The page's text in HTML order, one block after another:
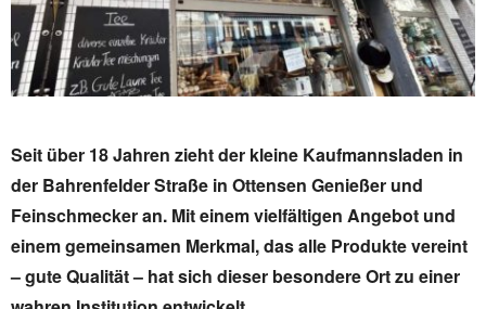
Seit über 18 Jahren zieht der kleine Kaufmannsladen in
der Bahrenfelder Straße in Ottensen Genießer und
Feinschmecker an. Mit einem vielfältigen Angebot und
einem gemeinsamen Merkmal, das alle Produkte vereint
– gute Qualität – hat sich dieser besondere Ort zu einer